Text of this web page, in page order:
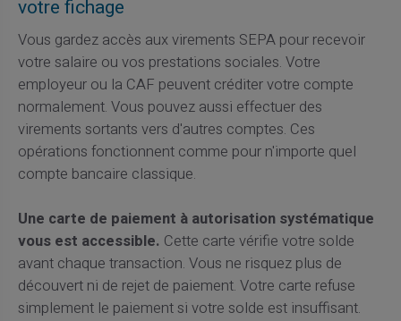
votre fichage
Vous gardez accès aux virements SEPA pour recevoir
votre salaire ou vos prestations sociales. Votre
employeur ou la CAF peuvent créditer votre compte
normalement. Vous pouvez aussi effectuer des
virements sortants vers d'autres comptes. Ces
opérations fonctionnent comme pour n'importe quel
compte bancaire classique.
Une carte de paiement à autorisation systématique
vous est accessible. Cette carte vérifie votre solde
avant chaque transaction. Vous ne risquez plus de
découvert ni de rejet de paiement. Votre carte refuse
simplement le paiement si votre solde est insuffisant.